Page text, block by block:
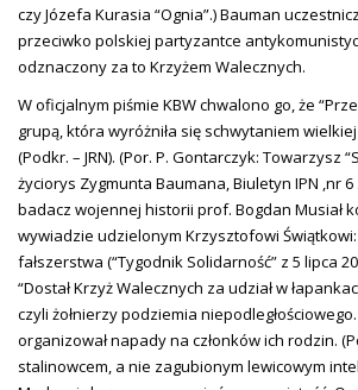
czy Józefa Kurasia “Ognia”.) Bauman
przeciwko polskiej partyzantce
odznaczony za to Krzyżem Walecznych.
W oficjalnym piśmie KBW chwalono go, że
grupą, która wyróżniła się schwytaniem
(Podkr. – JRN). (Por. P. Gontarczyk: Towarzysz
życiorys Zygmunta Baumana, Biuletyn IPN ,nr 6
badacz wojennej historii prof. Bogdan Musiał
wywiadzie udzielonym Krzysztofowi
fałszerstwa (“Tygodnik Solidarność” z 5 lipca
“Dostał Krzyż Walecznych za udział w
czyli żołnierzy podziemia
organizował napady na członków ich rodzin.
stalinowcem, a nie zagubionym lewicowym